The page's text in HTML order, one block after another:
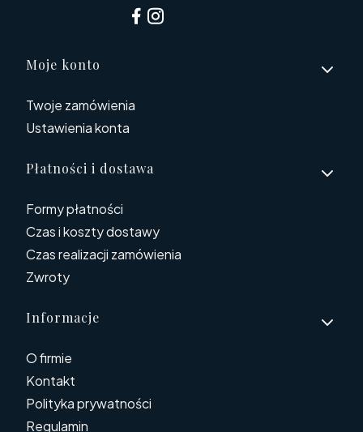
Linki w stopce
Moje konto
Twoje zamówienia
Ustawienia konta
Płatności i dostawa
Formy płatności
Czas i koszty dostawy
Czas realizacji zamówienia
Zwroty
Informacje
O firmie
Kontakt
Polityka prywatności
Regulamin